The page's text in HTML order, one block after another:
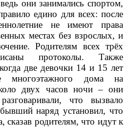
они занимались спортом,
едино для всех: после
не имеют права
местах без взрослых, и
Родителям всех трёх
протоколы. Также
две девочки 14 и 15 лет
многоэтажного дома на
двух часов ночи – они
что вызвало
наряд установил, что
родителям, что идут к